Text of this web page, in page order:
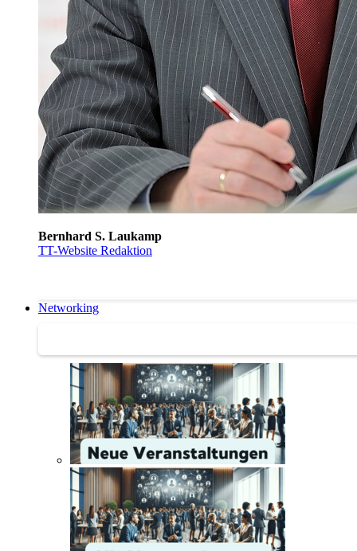
Bernhard S. Laukamp
TT-Website Redaktion
Networking